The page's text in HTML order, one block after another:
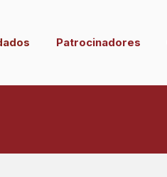
Patrocinadores